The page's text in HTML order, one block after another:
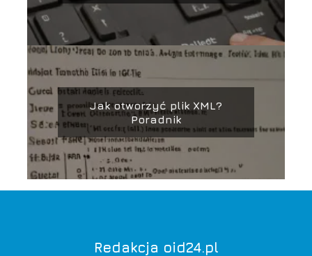
Jak otworzyć plik XML?
Poradnik
Redakcja oid24.pl